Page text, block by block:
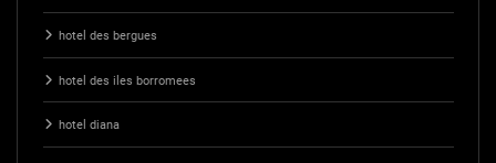
hotel des bergues
hotel des iles borromees
hotel diana